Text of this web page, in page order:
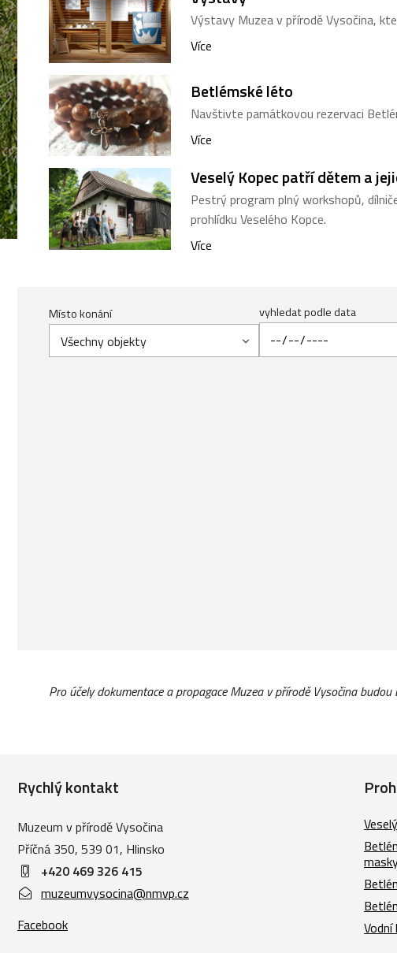
Výstavy Muzea v přírodě Vysočina,
Více
Betlémské léto
Navštivte památkovou rezervaci
Více
Veselý Kopec patří dětem a
Pestrý program plný workshopů,
prohlídku Veselého Kopce.
Více
Místo konání
Všechny objekty
vyhledat podle data
Pro účely dokumentace a propagace Muzea v přírodě Vysočina
Rychlý kontakt
Muzeum v přírodě Vysočina
Příčná 350, 539 01, Hlinsko
+420 469 326 415
muzeumvysocina@nmvp.cz
Facebook